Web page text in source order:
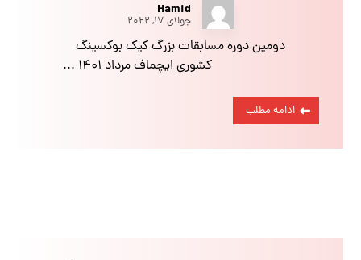
Hamid
جولای ۱۷, ۲۰۲۲
دومین دوره مسابقات بزرگ کیک بوکسینگ
کشوری ایچماف مرداد ۱۴۰۱ ...
ادامه مطلب